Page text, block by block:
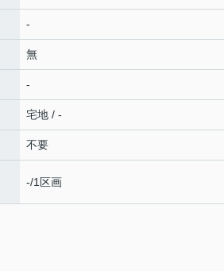
-
無
-
宅地 / -
不要
-/1区画